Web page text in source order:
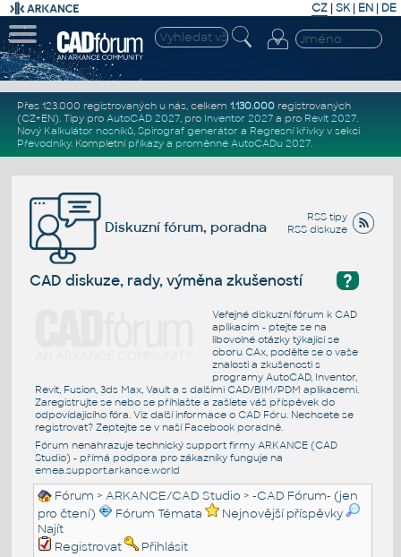
CZ | SK| EN | DE
Přes 123.000 registrovaných u nás, celkem 1.130.000registrovaných
(CZ+EN). Tipy pro AutoCAD 2027, pro Inventor 2027a pro Revit 2027.
Nový Kalkulátor nosníků, Spirograf generátor a Regresní křivkyv sekci
Převodníky. Kompletní příkazya proměnné AutoCADu 2027.
RSS tipy
RSS diskuze
Diskuzní fórum, poradna
?
CAD diskuze, rady, výměna zkušeností
Veřejné diskuzní fórum k CAD
aplikacím - ptejte se na
libovolné otázky týkající se
oboru CAx, podělte se o vaše
znalosti a zkušenosti s
programy AutoCAD, Inventor,
Revit, Fusion, 3ds Max, Vault a s dalšími CAD/BIM/PDM aplikacemi.
Zaregistrujte se nebo se přihlašte a zašlete váš příspěvek do
odpovídajícího fóra. Viz další informace o CAD Fóru. Nechcete se
registrovat? Zeptejte se v naší Facebook poradně.
Fórum nenahrazuje technický support firmy ARKANCE (CAD
Studio) - přímá podpora pro zákazníky funguje na
emea.support.arkance.world
Fórum >ARKANCE/CAD Studio >-CAD Fórum- (jen
pro čtení)
Fórum Témata
Nejnovější příspěvky
Najít
Registrovat
Přihlásit